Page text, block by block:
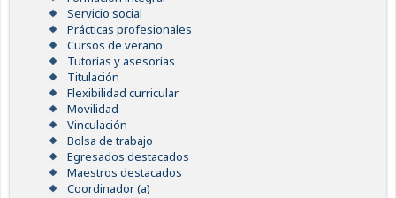
Servicio social
Prácticas profesionales
Cursos de verano
Tutorías y asesorías
Titulación
Flexibilidad curricular
Movilidad
Vinculación
Bolsa de trabajo
Egresados destacados
Maestros destacados
Coordinador (a)